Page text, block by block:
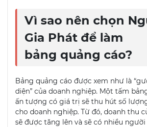
Vì sao nên chọn
Gia Phát để làm
bảng quảng cáo?
Bảng quảng cáo được xem như là
diện” của doanh nghiệp. Một tấm
ấn tượng có giá trị sẽ thu hút số
cho doanh nghiệp. Từ đó, doanh thu
sẽ được tăng lên và sẽ có nhiều